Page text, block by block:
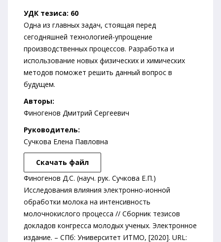
УДК тезиса: 60
Одна из главных задач, стоящая перед
сегодняшней технологией-упрощение
производственных процессов. Разработка и
использование новых физических и химических
методов поможет решить данный вопрос в
будущем.
Авторы:
Финогенов Дмитрий Сергеевич
Руководитель:
Сучкова Елена Павловна
Скачать файл
Финогенов Д.С. (науч. рук. Сучкова Е.П.)
Исследования влияния электронно-ионной
обработки молока на интенсивность
молочнокислого процесса // Сборник тезисов
докладов конгресса молодых ученых. Электронное
издание. – СПб: Университет ИТМО, [2020]. URL: